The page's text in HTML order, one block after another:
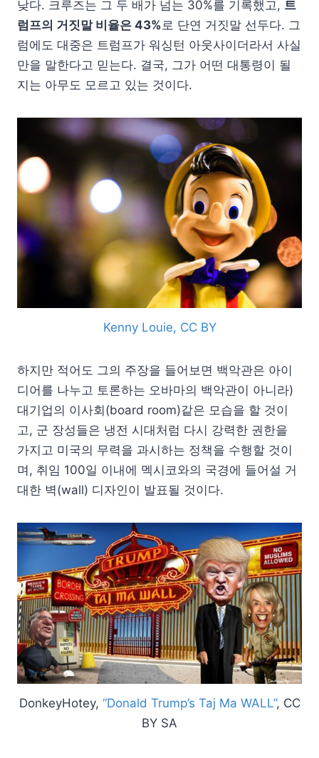
낮다. 크루즈는 그 두 배가 넘는 30%를 기록했고, 트
럼프의 거짓말 비율은 43%로 단연 거짓말 선두다. 그
럼에도 대중은 트럼프가 워싱턴 아웃사이더라서 사실
만을 말한다고 믿는다. 결국, 그가 어떤 대통령이 될
지는 아무도 모르고 있는 것이다.
Kenny Louie, CC BY
하지만 적어도 그의 주장을 들어보면 백악관은 아이
디어를 나누고 토론하는 오바마의 백악관이 아니라)
대기업의 이사회(board room)같은 모습을 할 것이
고, 군 장성들은 냉전 시대처럼 다시 강력한 권한을
가지고 미국의 무력을 과시하는 정책을 수행할 것이
며, 취임 100일 이내에 멕시코와의 국경에 들어설 거
대한 벽(wall) 디자인이 발표될 것이다.
DonkeyHotey, “Donald Trump’s Taj Ma WALL”, CC
BY SA